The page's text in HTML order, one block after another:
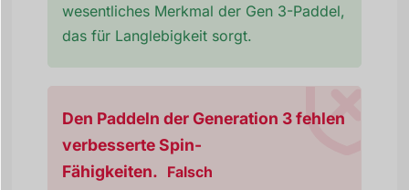
wesentliches Merkmal der Gen 3-Paddel,
das für Langlebigkeit sorgt.
Den Paddeln der Generation 3 fehlen
verbesserte Spin-
Fähigkeiten. Falsch